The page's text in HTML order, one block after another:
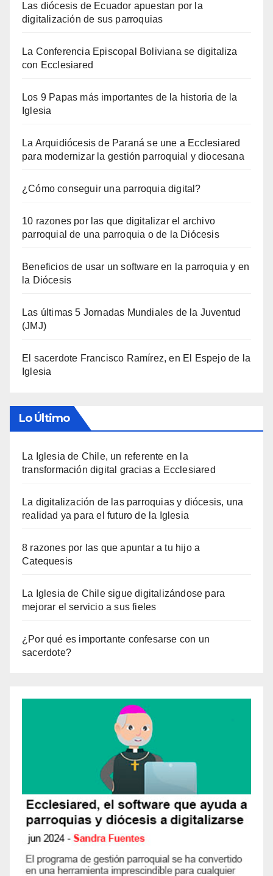
Las diócesis de Ecuador apuestan por la
digitalización de sus parroquias
La Conferencia Episcopal Boliviana se digitaliza
con Ecclesiared
Los 9 Papas más importantes de la historia de la
Iglesia
La Arquidiócesis de Paraná se une a Ecclesiared
para modernizar la gestión parroquial y diocesana
¿Cómo conseguir una parroquia digital?
10 razones por las que digitalizar el archivo
parroquial de una parroquia o de la Diócesis
Beneficios de usar un software en la parroquia y en
la Diócesis
Las últimas 5 Jornadas Mundiales de la Juventud
(JMJ)
El sacerdote Francisco Ramírez, en El Espejo de la
Iglesia
Lo Último
La Iglesia de Chile, un referente en la
transformación digital gracias a Ecclesiared
La digitalización de las parroquias y diócesis, una
realidad ya para el futuro de la Iglesia
8 razones por las que apuntar a tu hijo a
Catequesis
La Iglesia de Chile sigue digitalizándose para
mejorar el servicio a sus fieles
¿Por qué es importante confesarse con un
sacerdote?